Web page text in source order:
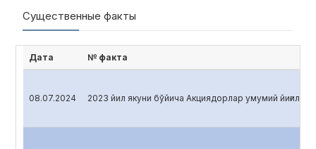
Существенные факты
Дата № факта
08.07.2024 2023 йил якуни бўйича Акциядорлар умумий йиғилиши